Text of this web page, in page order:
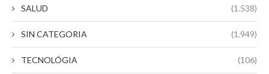
SALUD (1.538)
SIN CATEGORIA (1.949)
TECNOLÓGIA (106)